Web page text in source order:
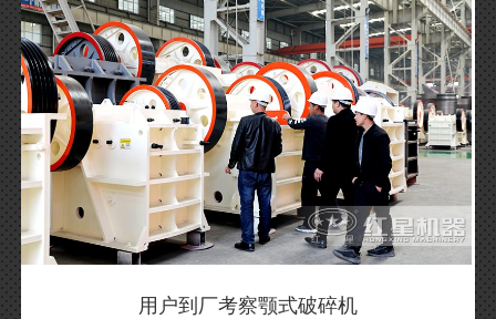
用户到厂考察颚式破碎机